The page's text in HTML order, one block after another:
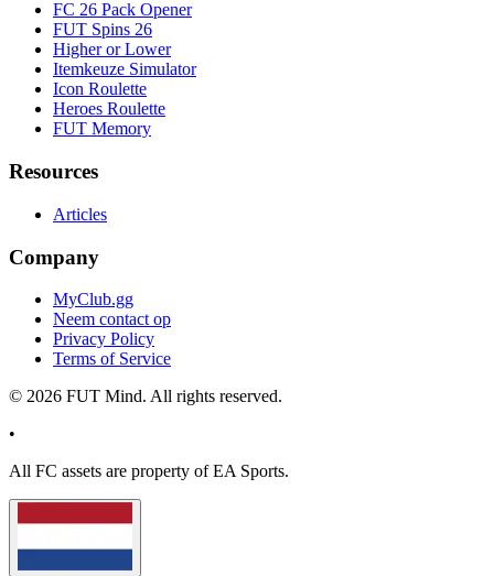
FC 26 Pack Opener
FUT Spins 26
Higher or Lower
Itemkeuze Simulator
Icon Roulette
Heroes Roulette
FUT Memory
Resources
Articles
Company
MyClub.gg
Neem contact op
Privacy Policy
Terms of Service
© 2026 FUT Mind. All rights reserved.
•
All FC assets are property of EA Sports.